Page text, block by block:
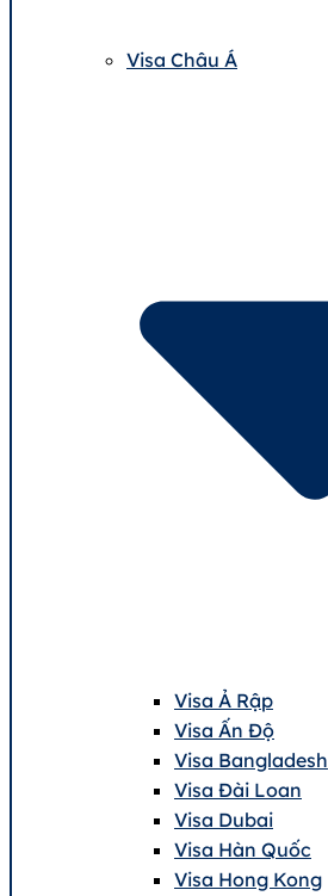
Visa Châu Á
Visa Ả Rập
Visa Ấn Độ
Visa Bangladesh
Visa Đài Loan
Visa Dubai
Visa Hàn Quốc
Visa Hong Kong